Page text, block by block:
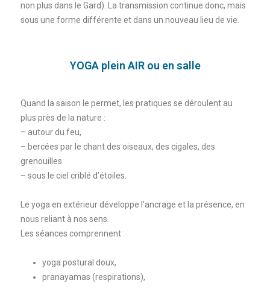
non plus dans le Gard). La transmission continue donc, mais
sous une forme différente et dans un nouveau lieu de vie.
YOGA plein AIR ou en salle
Quand la saison le permet, les pratiques se déroulent au
plus près de la nature :
– autour du feu,
– bercées par le chant des oiseaux, des cigales, des
grenouilles
– sous le ciel criblé d’étoiles.
Le yoga en extérieur développe l’ancrage et la présence, en
nous reliant à nos sens.
Les séances comprennent :
yoga postural doux,
pranayamas (respirations),